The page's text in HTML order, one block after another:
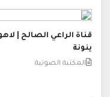
ينونة
المكتبة الصوتية